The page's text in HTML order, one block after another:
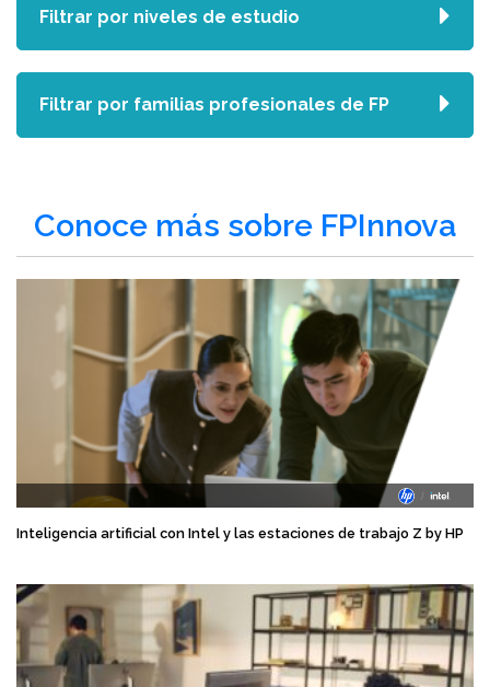
Conoce más sobre FPInnova
Inteligencia artificial con Intel y las estaciones de trabajo Z by HP
Filtrar por niveles de estudio
Filtrar por familias profesionales de FP